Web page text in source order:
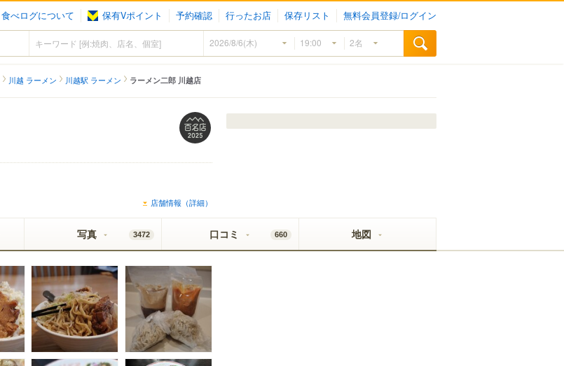
食べログについて 保有Vポイント 予約確認 行ったお店 保存リスト 無料会員登録/ログイン
川越 ラーメン 川越駅 ラーメン ラーメン二郎 川越店
店舗情報（詳細）
写真 3472 口コミ 660 地図